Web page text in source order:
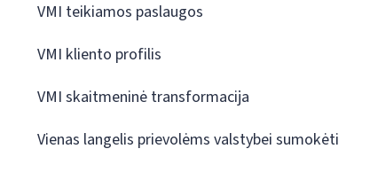
VMI teikiamos paslaugos
VMI kliento profilis
VMI skaitmeninė transformacija
Vienas langelis prievolėms valstybei sumokėti